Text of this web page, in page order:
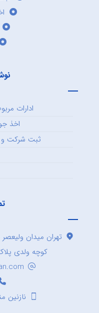
ادارات
اخذ
ثبت شرکت و
تهران میدان
کوچه ولدی پلاک ۳۹ ساختمان کریم
نازنین